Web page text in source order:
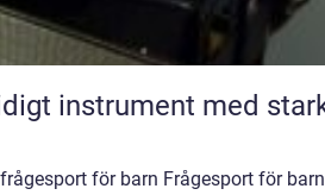
för barn Frågesport för